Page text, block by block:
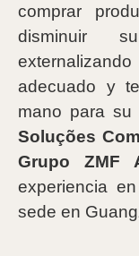
comprar
disminuir
adecuado y
mano para su
Soluções
Grupo ZMF
experiencia
sede en